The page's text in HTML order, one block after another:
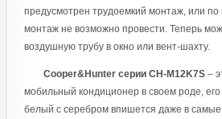
предусмотрен трудоемкий монтаж, или
монтаж не возможно провести. Теперь
воздушную трубу в окно или вент-шахту.
Cooper&Hunter серии CH-M12K7S –
мобильный кондиционер в своем роде,
белый с серебром впишется даже в